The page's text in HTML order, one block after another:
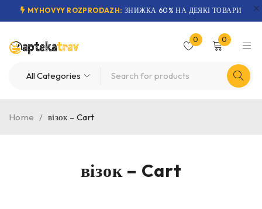
MYHOVYY ROZPRODAZH: ЗНИЖКА 60% НА ДЕЯКІ ТОВАРИ
0 0
візок – Cart
Home / візок – Cart